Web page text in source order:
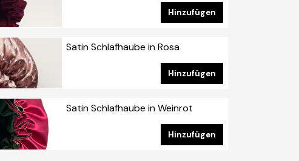
Hinzufügen
Satin Schlafhaube in Rosa
Hinzufügen
Satin Schlafhaube in Weinrot
Hinzufügen